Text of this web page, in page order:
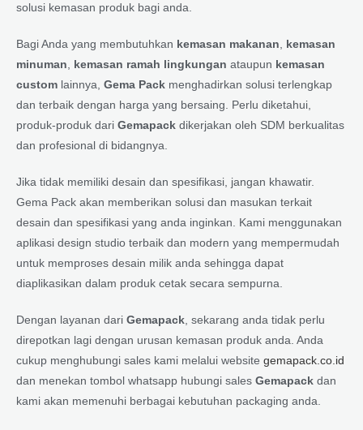
solusi kemasan produk bagi anda.
Bagi Anda yang membutuhkan kemasan makanan
kemasan
minuman
kemasan ramah lingkungan ataupun kemasan
custom lainnya, Gema Pack menghadirkan solusi terlengkap
dan terbaik dengan harga yang bersaing. Perlu diketahui,
produk-produk dari Gemapack dikerjakan oleh SDM berkualitas
dan profesional di bidangnya.
Jika tidak memiliki desain dan spesifikasi, jangan khawatir.
Gema Pack akan memberikan solusi dan masukan terkait
desain dan spesifikasi yang anda inginkan. Kami menggunakan
aplikasi design studio terbaik dan modern yang mempermudah
untuk memproses desain milik anda sehingga dapat
diaplikasikan dalam produk cetak secara sempurna.
Dengan layanan dari Gemapack , sekarang anda tidak perlu
direpotkan lagi dengan urusan kemasan produk anda. Anda
cukup menghubungi sales kami melalui website gemapack.co.id
dan menekan tombol whatsapp hubungi sales Gemapack dan
kami akan memenuhi berbagai kebutuhan packaging anda.